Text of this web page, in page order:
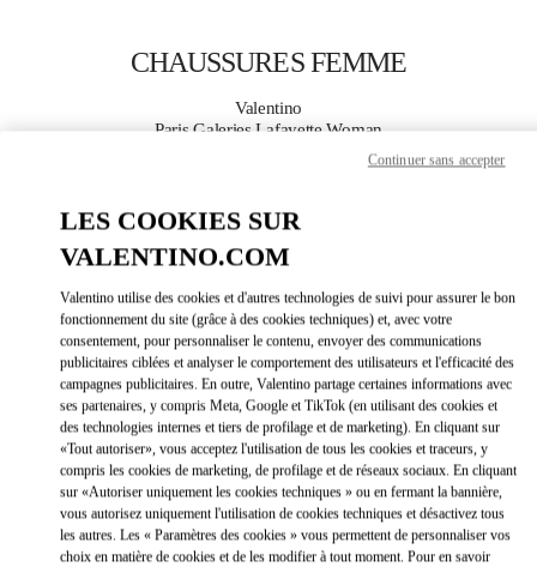
CHAUSSURES FEMME
Valentino
Paris Galeries Lafayette Woman
PLUS DE DÉTAILS
OBTENIR DES DIRECTIONSLINK
Link Opens in New Tab
LES COOKIES SUR
VALENTINO.COM
Valentino utilise des cookies et d'autres technologies de suivi pour assurer le bon
fonctionnement du site (grâce à des cookies techniques) et, avec votre
consentement, pour personnaliser le contenu, envoyer des communications
publicitaires ciblées et analyser le comportement des utilisateurs et l'efficacité des
campagnes publicitaires. En outre, Valentino partage certaines informations avec
ses partenaires, y compris Meta, Google et TikTok (en utilisant des cookies et
des technologies internes et tiers de profilage et de marketing). En cliquant sur
«Tout autoriser», vous acceptez l'utilisation de tous les cookies et traceurs, y
compris les cookies de marketing, de profilage et de réseaux sociaux. En cliquant
sur «Autoriser uniquement les cookies techniques » ou en fermant la bannière,
vous autorisez uniquement l'utilisation de cookies techniques et désactivez tous
les autres. Les « Paramètres des cookies » vous permettent de personnaliser vos
choix en matière de cookies et de les modifier à tout moment. Pour en savoir
Continuer sans accepter